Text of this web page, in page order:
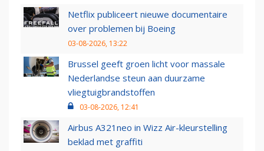
Netflix publiceert nieuwe documentaire
over problemen bij Boeing
03-08-2026, 13:22
Brussel geeft groen licht voor massale
Nederlandse steun aan duurzame
vliegtuigbrandstoffen
03-08-2026, 12:41
Airbus A321neo in Wizz Air-kleurstelling
beklad met graffiti